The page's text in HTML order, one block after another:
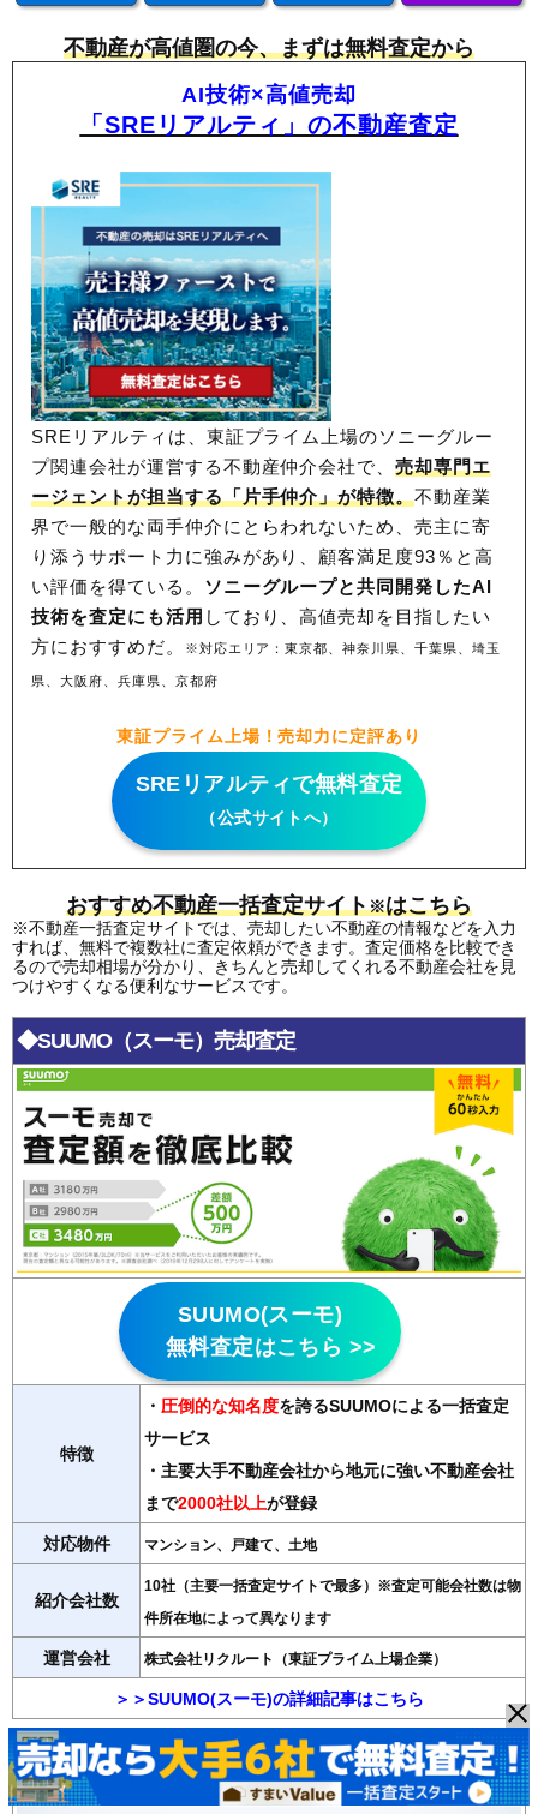
不動産が高値圏の今、まずは無料査定から
AI技術×高値売却
「SREリアルティ」の不動産査定
SREリアルティは、東証プライム上場のソニーグルー
プ関連会社が運営する不動産仲介会社で、売却専門エ
ージェントが担当する「片手仲介」が特徴。不動産業
界で一般的な両手仲介にとらわれないため、売主に寄
り添うサポート力に強みがあり、顧客満足度93％と高
い評価を得ている。 ソニーグループと共同開発したAI
技術を査定にも活用 しており、高値売却を目指したい
方におすすめだ。
※対応エリア：東京都、神奈川県、千葉県、埼玉
県、大阪府、兵庫県、京都府
東証プライム上場！売却力に定評あり
SREリアルティで無料査定
（公式サイトへ）
おすすめ不動産一括査定サイト※はこちら
※不動産一括査定サイトでは、売却したい不動産の情報などを入力
すれば、無料で複数社に査定依頼ができます。査定価格を比較でき
るので売却相場が分かり、きちんと売却してくれる不動産会社を見
つけやすくなる便利なサービスです。
◆SUUMO（スーモ）売却査定
SUUMO(スーモ)
無料査定はこちら >>
特徴
・ 圧倒的な知名度を誇るSUUMOによる一括査定
サービス
・主要大手不動産会社から地元に強い不動産会社
まで2000社以上が登録
対応物件 マンション、戸建て、土地
紹介会社数
10社（主要一括査定サイトで最多）※査定可能会社数は物
件所在地によって異なります
運営会社 株式会社リクルート（東証プライム上場企業）
＞＞SUUMO(スーモ)の詳細記事はこちら
◆すまいValue